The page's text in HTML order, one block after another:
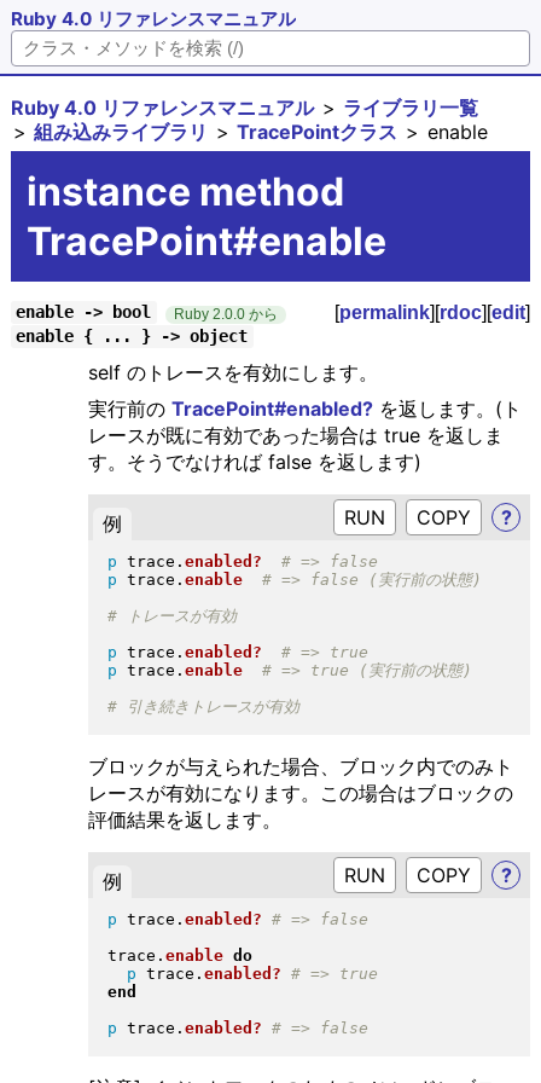
Ruby 4.0 リファレンスマニュアル
Ruby 4.0 リファレンスマニュアル
ライブラリ一覧
組み込みライブラリ
TracePointクラス enable
instance method
TracePoint#enable
enable -> bool Ruby 2.0.0 から [permalink][rdoc][edit]
enable { ... } -> object
self のトレースを有効にします。
実行前の TracePoint#enabled?を返します。(ト
レースが既に有効であった場合は true を返しま
す。そうでなければ false を返します)
例 RUN ?
p trace . enabled?
p trace . enable
# トレースが有効
p trace . enabled?
p trace . enable
# 引き続きトレースが有効
ブロックが与えられた場合、ブロック内でのみト
レースが有効になります。この場合はブロックの
評価結果を返します。
例 RUN ?
p trace . enabled?
trace . enable do
p trace . enabled?
end
p trace . enabled?